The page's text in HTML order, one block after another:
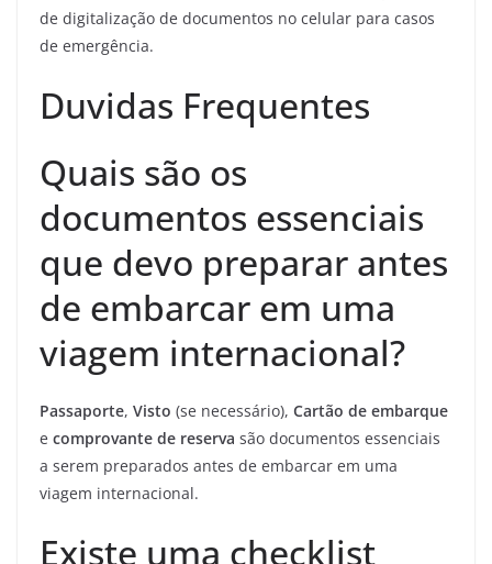
de digitalização de documentos no celular para casos
de emergência.
Duvidas Frequentes
Quais são os
documentos essenciais
que devo preparar antes
de embarcar em uma
viagem internacional?
Passaporte, Visto (se necessário), Cartão de embarque
e comprovante de reserva são documentos essenciais
a serem preparados antes de embarcar em uma
viagem internacional.
Existe uma checklist